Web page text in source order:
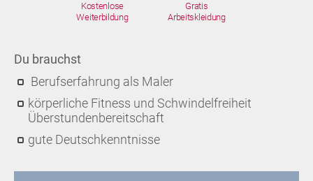
Kostenlose
Weiterbildung
Gratis
Arbeitskleidung
Du brauchst
Berufserfahrung als Maler
körperliche Fitness und Schwindelfreiheit
Überstundenbereitschaft
gute Deutschkenntnisse